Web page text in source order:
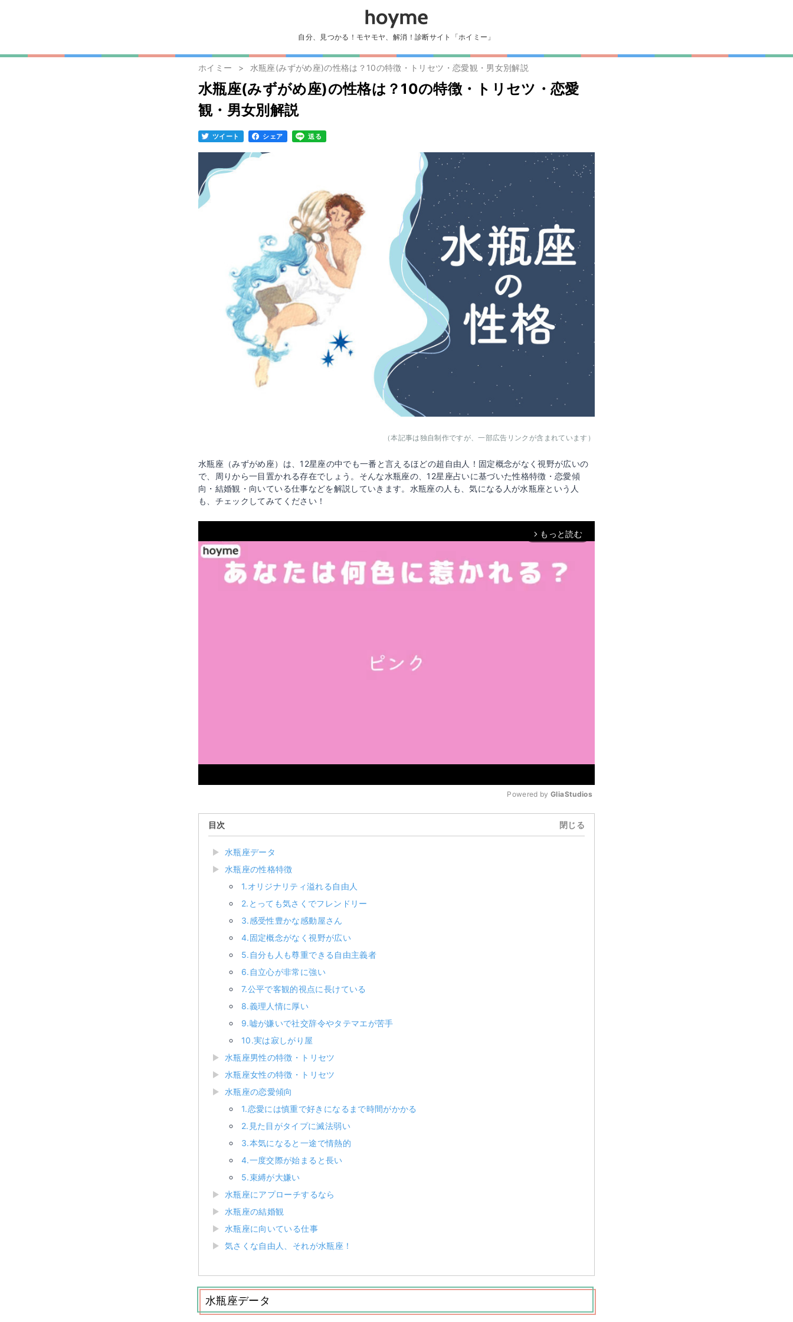
自分、見つかる！モヤモヤ、解消！診断サイト「ホイミー」
ホイミー 水瓶座(みずがめ座)の性格は？10の特徴・トリセツ・恋愛観・男女別解説
水瓶座(みずがめ座)の性格は？10の特徴・トリセツ・恋愛
観・男女別解説
ツイート シェア 送る
（本記事は独自制作ですが、一部広告リンクが含まれています）
水瓶座（みずがめ座）は、12星座の中でも一番と言えるほどの超自由人！固定概念がなく視野が広いの
で、周りから一目置かれる存在でしょう。そんな水瓶座の、12星座占いに基づいた性格特徴・恋愛傾
向・結婚観・向いている仕事などを解説していきます。水瓶座の人も、気になる人が水瓶座という人
も、チェックしてみてください！
arrow_forward_ios もっと読む
Powered by GliaStudios
目次 閉じる
水瓶座データ
水瓶座の性格特徴
1.オリジナリティ溢れる自由人
2.とっても気さくでフレンドリー
3.感受性豊かな感動屋さん
4.固定概念がなく視野が広い
5.自分も人も尊重できる自由主義者
6.自立心が非常に強い
7.公平で客観的視点に長けている
8.義理人情に厚い
9.嘘が嫌いで社交辞令やタテマエが苦手
10.実は寂しがり屋
水瓶座男性の特徴・トリセツ
水瓶座女性の特徴・トリセツ
水瓶座の恋愛傾向
1.恋愛には慎重で好きになるまで時間がかかる
2.見た目がタイプに滅法弱い
3.本気になると一途で情熱的
4.一度交際が始まると長い
5.束縛が大嫌い
水瓶座にアプローチするなら
水瓶座の結婚観
水瓶座に向いている仕事
気さくな自由人、それが水瓶座！
水瓶座データ